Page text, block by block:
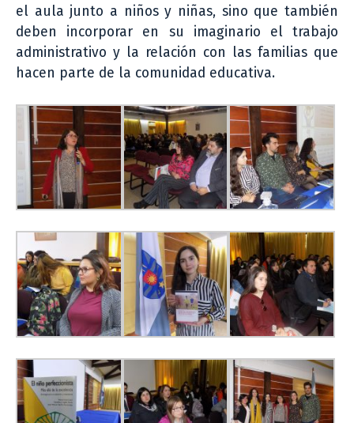
el aula junto a niños y niñas, sino que también
deben incorporar en su imaginario el trabajo
administrativo y la relación con las familias que
hacen parte de la comunidad educativa.